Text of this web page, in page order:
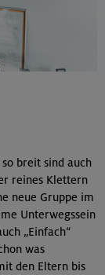
breit sind auch
reines Klettern
neue Gruppe im
Unterwegssein
„Einfach“
was
den Eltern bis